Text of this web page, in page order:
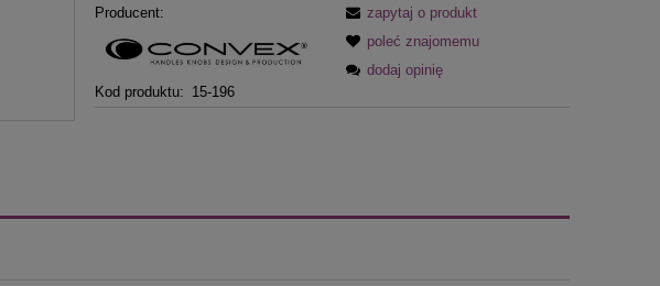
Producent:
Kod produktu: 15-196
zapytaj o produkt
poleć znajomemu
dodaj opinię